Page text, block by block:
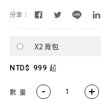
分享：
X2 背包
NTD$ 999 起
數 量